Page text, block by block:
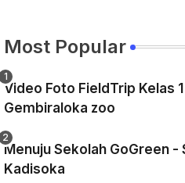
Most Popular
Video Foto FieldTrip Kelas
Gembiraloka zoo
Menuju Sekolah GoGreen -
Kadisoka